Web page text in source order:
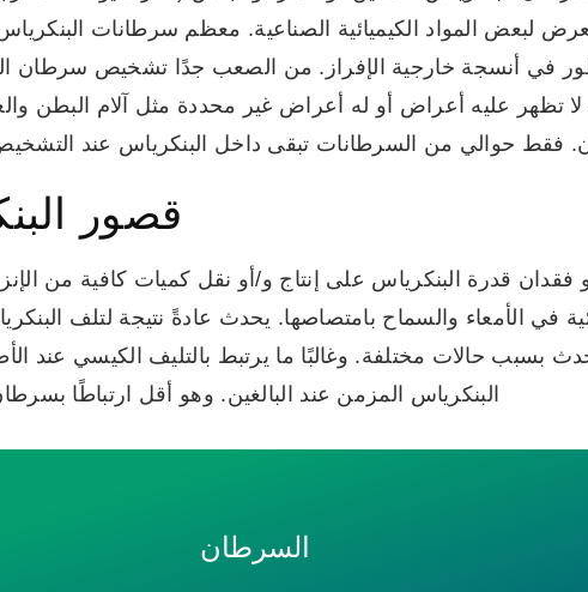
في أنسجة خارجية الإفراز. من الصعب جدًا تشخيص سرطان
لا تظهر عليه أعراض أو له أعراض غير محددة مثل آلام البطن
فقط حوالي من السرطانات تبقى داخل البنكرياس عند
قصور
قدرة البنكرياس على إنتاج و/أو نقل كميات كافية من
في الأمعاء والسماح بامتصاصها. يحدث عادةً نتيجة لتلف
بسبب حالات مختلفة. وغالبًا ما يرتبط بالتليف الكيسي عند
البنكرياس المزمن عند البالغين. وهو أقل ارتباطًا
السرطان